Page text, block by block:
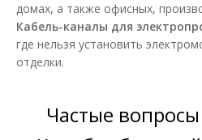
В
домах, а также офисных,
Кабель-каналы для
где нельзя установить
отделки.
Частые